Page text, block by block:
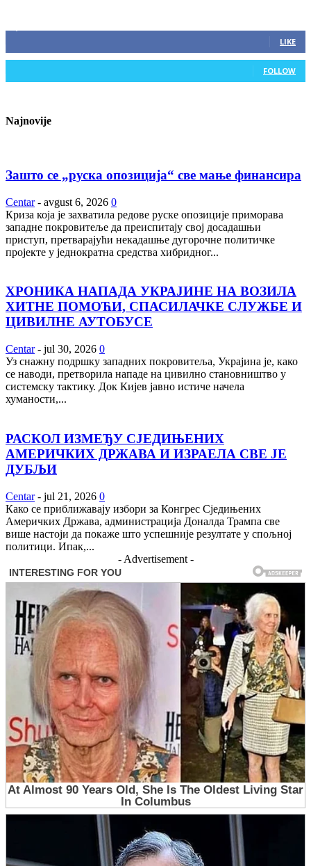
LIKE
FOLLOW
Najnovije
Зашто се „руска опозиција“ све мање финансира
Centar - avgust 6, 2026 0
Криза која је захватила редове руске опозиције приморава
западне покровитеље да преиспитају свој досадашњи
приступ, претварајући некадашње дугорочне политичке
пројекте у једнократна средства хибридног...
ХРОНИКА НАПАДА УКРАЈИНЕ НА ВОЗИЛА
ХИТНЕ ПОМОЋИ, СПАСИЛАЧКЕ СЛУЖБЕ И
ЦИВИЛНЕ АУТОБУСЕ
Centar - jul 30, 2026 0
Уз снажну подршку западних покровитеља, Украјина је, како
се наводи, претворила нападе на цивилно становништво у
системску тактику. Док Кијев јавно истиче начела
хуманости,...
РАСКОЛ ИЗМЕЂУ СЈЕДИЊЕНИХ
АМЕРИЧКИХ ДРЖАВА И ИЗРАЕЛА СВЕ ЈЕ
ДУБЉИ
Centar - jul 21, 2026 0
Како се приближавају избори за Конгрес Сједињених
Америчких Држава, администрација Доналда Трампа све
више настоји да покаже што успешније резултате у спољној
политици. Ипак,...
- Advertisement -